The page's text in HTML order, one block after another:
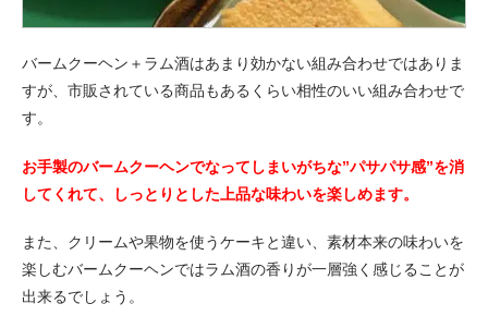
バームクーヘン＋ラム酒はあまり効かない組み合わせではありま
すが、市販されている商品もあるくらい相性のいい組み合わせで
す。
お手製のバームクーヘンでなってしまいがちな”パサパサ感”を消
してくれて、しっとりとした上品な味わいを楽しめます。
また、クリームや果物を使うケーキと違い、素材本来の味わいを
楽しむバームクーヘンではラム酒の香りが一層強く感じることが
出来るでしょう。